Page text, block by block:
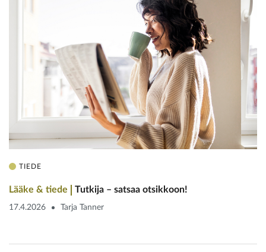
TIEDE
Lääke & tiede Tutkija – satsaa otsikkoon!
17.4.2026 Tarja Tanner